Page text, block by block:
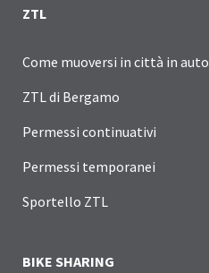
ZTL
Come muoversi in città in auto
ZTL di Bergamo
Permessi continuativi
Permessi temporanei
Sportello ZTL
BIKE SHARING